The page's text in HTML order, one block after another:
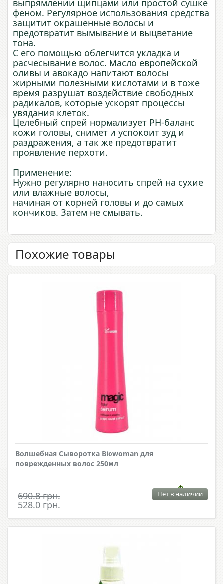
выпрямлении щипцами или простой сушке
феном. Регулярное использования средства
защитит окрашенные волосы и
предотвратит вымывание и выцветание
тона.
С его помощью облегчится укладка и
расчесывание волос. Масло европейской
оливы и авокадо напитают волосы
жирными полезными кислотами и в тоже
время разрушат воздействие свободных
радикалов, которые ускорят процессы
увядания клеток.
Целебный спрей нормализует РН-баланс
кожи головы, снимет и успокоит зуд и
раздражения, а так же предотвратит
проявление перхоти.
Применение:
Нужно регулярно наносить спрей на сухие
или влажные волосы,
начиная от корней головы и до самых
кончиков. Затем не смывать.
Похожие товары
Волшебная Сыворотка Biowoman для
поврежденных волос 250мл
690.8 грн.
528.0 грн.
Нет в наличии